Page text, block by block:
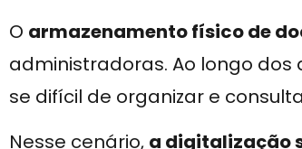
O armazenamento físico de
administradoras. Ao longo
se difícil de organizar e
Nesse cenário, a digitalização